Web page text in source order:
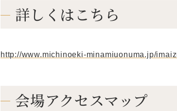
詳しくはこちら
http://www.michinoeki-minamiuonuma.jp/
会場アクセスマップ